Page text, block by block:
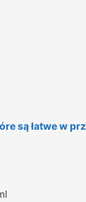
są łatwe w